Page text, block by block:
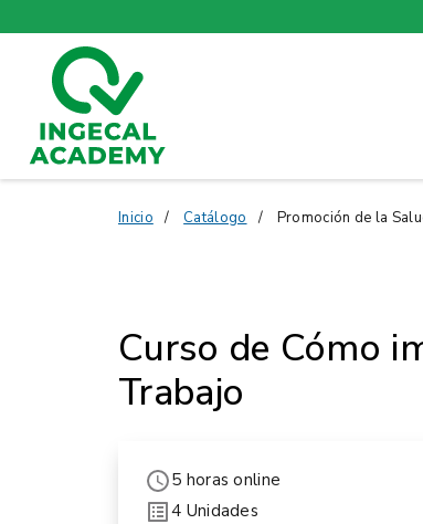
Inicio Catálogo Promoción de la Salud
Curso de Cómo
Trabajo
5 horas online
4 Unidades